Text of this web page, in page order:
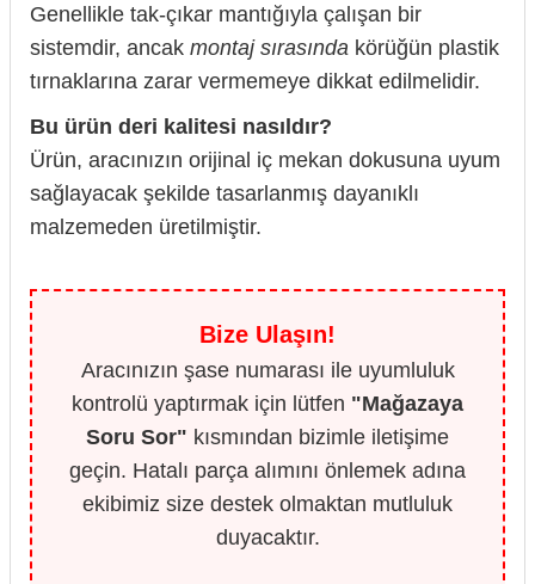
Genellikle tak-çıkar mantığıyla çalışan bir
sistemdir, ancak montaj sırasında körüğün plastik
tırnaklarına zarar vermemeye dikkat edilmelidir.
Bu ürün deri kalitesi nasıldır?
Ürün, aracınızın orijinal iç mekan dokusuna uyum
sağlayacak şekilde tasarlanmış dayanıklı
malzemeden üretilmiştir.
Bize Ulaşın!
Aracınızın şase numarası ile uyumluluk
kontrolü yaptırmak için lütfen "Mağazaya
Soru Sor" kısmından bizimle iletişime
geçin. Hatalı parça alımını önlemek adına
ekibimiz size destek olmaktan mutluluk
duyacaktır.